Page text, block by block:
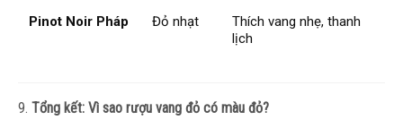
Pinot Noir Pháp
Đỏ nhạt
Thích vang nhẹ, thanh
lịch
9. Tổng kết: Vì sao rượu vang đỏ có màu đỏ?